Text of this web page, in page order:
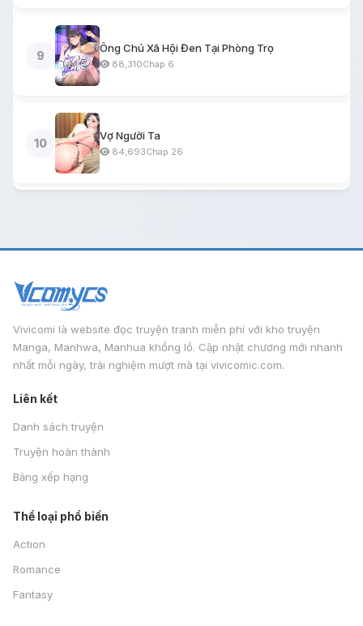
9
Ông Chú Xã Hội Đen Tại Phòng Trọ
88,310Chap 6
10
Vợ Người Ta
84,693Chap 26
Vivicomi là website đọc truyện tranh miễn phí với kho truyện
Manga, Manhwa, Manhua khổng lồ. Cập nhật chương mới nhanh
nhất mỗi ngày, trải nghiệm mượt mà tại vivicomic.com.
Liên kết
Danh sách truyện
Truyện hoàn thành
Bảng xếp hạng
Thể loại phổ biến
Action
Romance
Fantasy